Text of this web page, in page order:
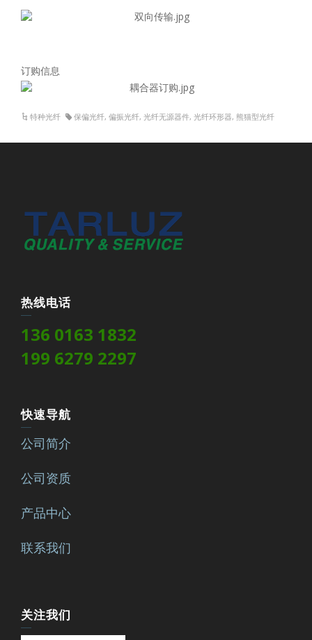
订购信息
特种光纤 保偏光纤,偏振光纤,光纤无源器件,光纤环形器, 熊猫型光纤
热线电话
136 0163 1832
199 6279 2297
快速导航
公司简介
公司资质
产品中心
联系我们
关注我们